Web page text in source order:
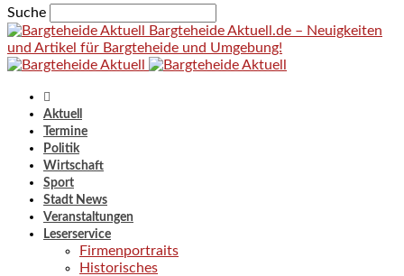
Suche
Bargteheide Aktuell.de – Neuigkeiten
und Artikel für Bargteheide und Umgebung!
Aktuell
Termine
Politik
Wirtschaft
Sport
Stadt News
Veranstaltungen
Leserservice
Firmenportraits
Historisches